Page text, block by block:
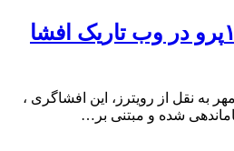
اسرار آیفون ۱۸پرو در وب تاریک افشا
به نقل از رویترز، این افشاگری ،
شده و مبتنی بر…